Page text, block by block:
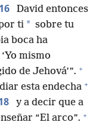
16
David entonces
ti * sobre tu
boca ha
mismo
de Jehová’”. +
esta endecha +
y a decir que a
“El arco”. +